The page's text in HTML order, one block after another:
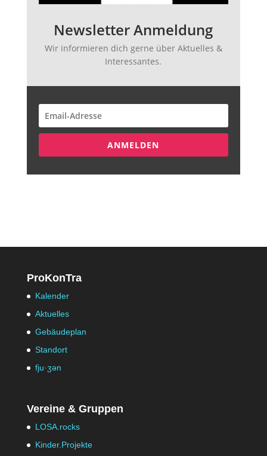
Newsletter Anmeldung
Wir informieren dich gerne über Aktuelles &
Interessantes.
ANMELDEN
ProKonTra
Kalender
Aktuelles
Gebäudeplan
Standort
fju·ʒən
Vereine & Gruppen
LOSA.rocks
Kinder.Projekte